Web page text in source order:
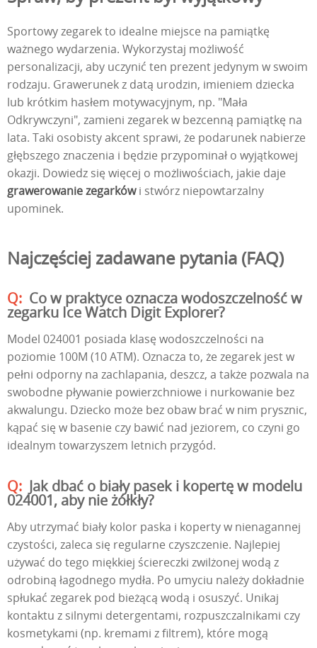
Sportowy zegarek to idealne miejsce na pamiątkę
ważnego wydarzenia. Wykorzystaj możliwość
personalizacji, aby uczynić ten prezent jedynym w swoim
rodzaju. Grawerunek z datą urodzin, imieniem dziecka
lub krótkim hasłem motywacyjnym, np. "Mała
Odkrywczyni", zamieni zegarek w bezcenną pamiątkę na
lata. Taki osobisty akcent sprawi, że podarunek nabierze
głębszego znaczenia i będzie przypominał o wyjątkowej
okazji. Dowiedz się więcej o możliwościach, jakie daje
grawerowanie zegarkówi stwórz niepowtarzalny
upominek.
Najczęściej zadawane pytania (FAQ)
Co w praktyce oznacza wodoszczelność w
zegarku Ice Watch Digit Explorer?
Model 024001 posiada klasę wodoszczelności na
poziomie 100M (10 ATM). Oznacza to, że zegarek jest w
pełni odporny na zachlapania, deszcz, a także pozwala na
swobodne pływanie powierzchniowe i nurkowanie bez
akwalungu. Dziecko może bez obaw brać w nim prysznic,
kąpać się w basenie czy bawić nad jeziorem, co czyni go
idealnym towarzyszem letnich przygód.
Jak dbać o biały pasek i kopertę w modelu
024001, aby nie żółkły?
Aby utrzymać biały kolor paska i koperty w nienagannej
czystości, zaleca się regularne czyszczenie. Najlepiej
używać do tego miękkiej ściereczki zwilżonej wodą z
odrobiną łagodnego mydła. Po umyciu należy dokładnie
spłukać zegarek pod bieżącą wodą i osuszyć. Unikaj
kontaktu z silnymi detergentami, rozpuszczalnikami czy
kosmetykami (np. kremami z filtrem), które mogą